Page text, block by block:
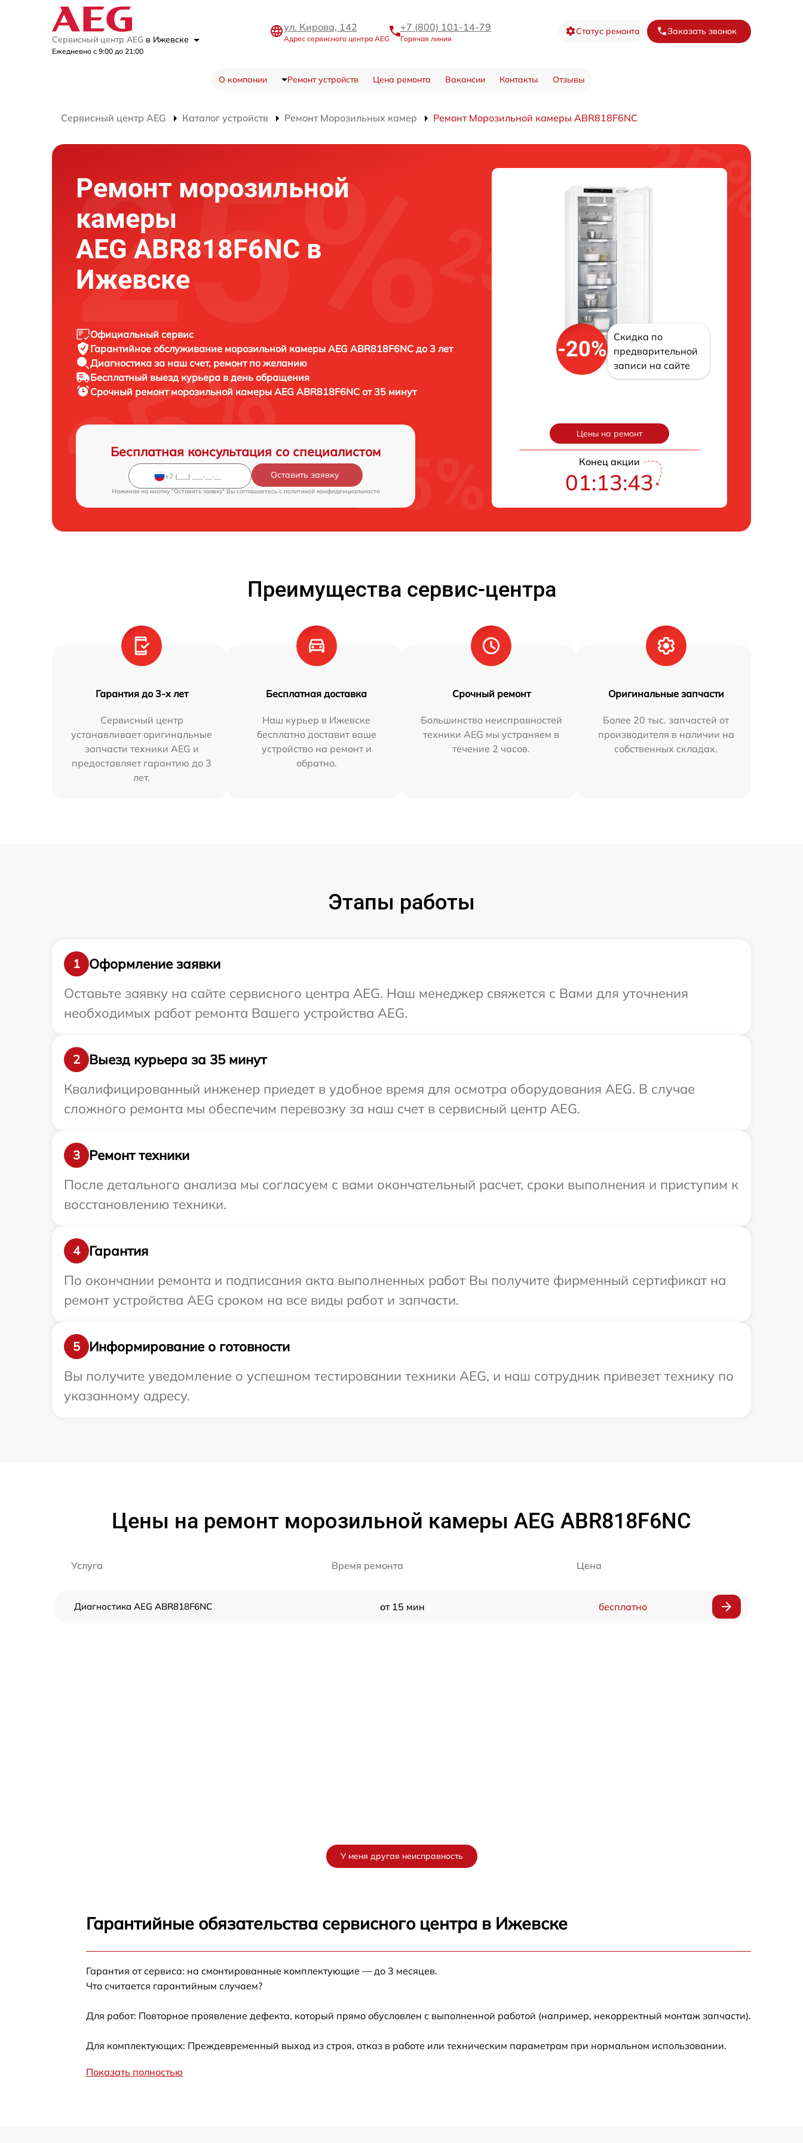
Сервисный центр AEG в Ижевске
Ежедневно с 9:00 до 21:00
ул. Кирова, 142
Адрес сервисного центра AEG
+7 (800) 101-14-79
Горячая линия
Статус ремонта Заказать звонок
О компании Ремонт устройств Цена ремонта Вакансии Контакты Отзывы
Сервисный центр AEG Каталог устройств Ремонт Морозильных камер Ремонт Морозильной камеры ABR818F6NC
Ремонт морозильной
камеры
AEG ABR818F6NC в
Ижевске
Официальный сервис
Гарантийное обслуживание морозильной камеры AEG ABR818F6NC до 3 лет
Диагностика за наш счет, ремонт по желанию
Бесплатный выезд курьера в день обращения
Срочный ремонт морозильной камеры AEG ABR818F6NC от 35 минут
Бесплатная консультация со специалистом
Оставить заявку
Нажимая на кнопку "Оставить заявку" Вы соглашаетесь c политикой конфиденциальности
-20%
Скидка по
предварительной
записи на сайте
Цены на ремонт
Конец акции
01:13:43
Преимущества сервис-центра
Гарантия до 3-х лет
Сервисный центр
устанавливает оригинальные
запчасти техники AEG и
предоставляет гарантию до 3
лет.
Бесплатная доставка
Наш курьер в Ижевске
бесплатно доставит ваше
устройство на ремонт и
обратно.
Срочный ремонт
Большинство неисправностей
техники AEG мы устраняем в
течение 2 часов.
Оригинальные запчасти
Более 20 тыс. запчастей от
производителя в наличии на
собственных складах.
Этапы работы
1
Оформление заявки
Оставьте заявку на сайте сервисного центра AEG. Наш менеджер свяжется с Вами для уточнения
необходимых работ ремонта Вашего устройства AEG.
2
Выезд курьера за 35 минут
Квалифицированный инженер приедет в удобное время для осмотра оборудования AEG. В случае
сложного ремонта мы обеспечим перевозку за наш счет в сервисный центр AEG.
3
Ремонт техники
После детального анализа мы согласуем с вами окончательный расчет, сроки выполнения и приступим к
восстановлению техники.
4
Гарантия
По окончании ремонта и подписания акта выполненных работ Вы получите фирменный сертификат на
ремонт устройства AEG сроком на все виды работ и запчасти.
5
Информирование о готовности
Вы получите уведомление о успешном тестировании техники AEG, и наш сотрудник привезет технику по
указанному адресу.
Цены на ремонт морозильной камеры AEG ABR818F6NC
Услуга Время ремонта Цена
Диагностика AEG ABR818F6NC от 15 мин бесплатно
У меня другая неисправность
Гарантийные обязательства сервисного центра в Ижевске
Гарантия от сервиса: на смонтированные комплектующие — до 3 месяцев.
Что считается гарантийным случаем?
Для работ: Повторное проявление дефекта, который прямо обусловлен с выполненной работой (например, некорректный монтаж запчасти).
Для комплектующих: Преждевременный выход из строя, отказ в работе или техническим параметрам при нормальном использовании.
Показать полностью